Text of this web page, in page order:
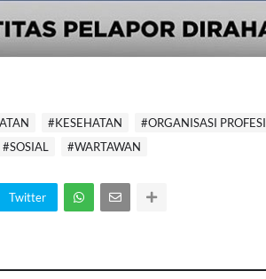
#KESEHATAN #ORGANISASI PROFESI
#SOSIAL #WARTAWAN
Twitter